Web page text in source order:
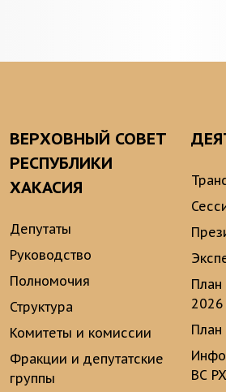
ВЕРХОВНЫЙ СОВЕТ
РЕСПУБЛИКИ
ХАКАСИЯ
Депутаты
Руководство
Полномочия
Структура
Комитеты и комиссии
Фракции и депутатские
группы
План
2026
ВС РХ